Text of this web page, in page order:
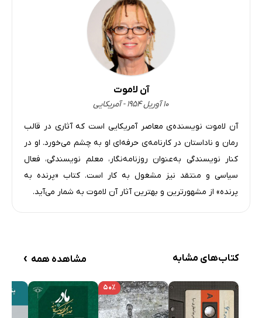
آن لاموت
۱۰ آوریل ۱۹۵۴ - آمریکایی
آن لاموت نویسنده‌ی معاصر آمریکایی است که آثاری در قالب
رمان و ناداستان در کارنامه‌ی حرفه‌ای‌ او به چشم می‌خورد. او در
کنار نویسندگی به‌عنوان روزنامه‌نگار، معلم نویسندگی، فعال
سیاسی و منتقد نیز مشغول به کار است. کتاب «پرنده به
پرنده» از مشهورترین و بهترین آثار آن لاموت به‌ شمار می‌آید.
کتاب‌های مشابه مشاهده همه ›
۵۰٪